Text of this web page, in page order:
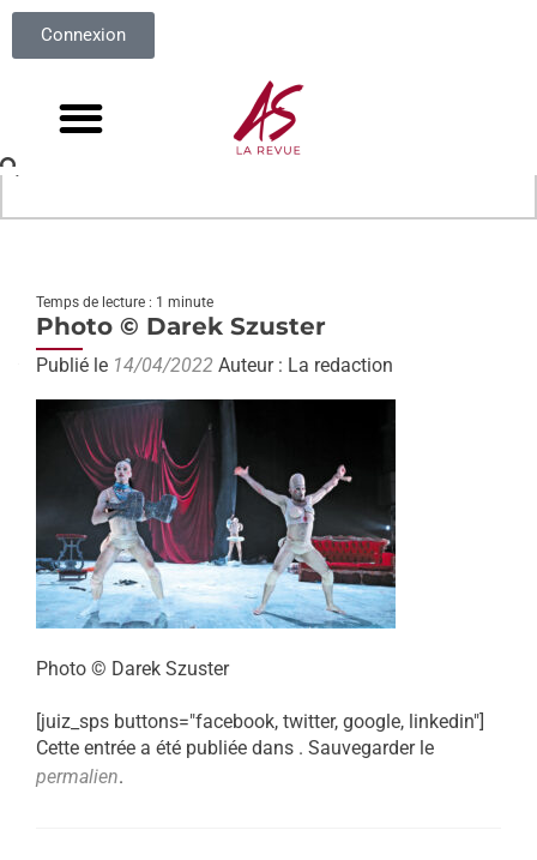
Connexion
Temps de lecture : 1 minute
Photo © Darek Szuster
Publié le 14/04/2022 Auteur : La redaction
Photo © Darek Szuster
[juiz_sps buttons="facebook, twitter, google, linkedin"]
Cette entrée a été publiée dans . Sauvegarder le
permalien.